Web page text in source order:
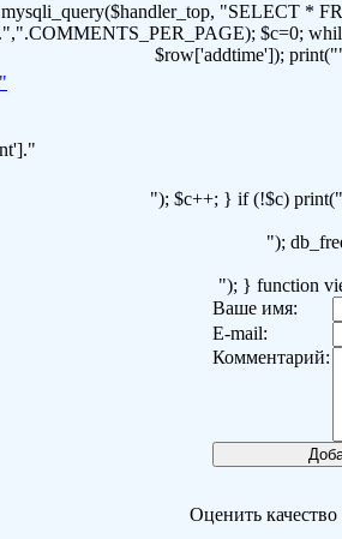
"SELECT *
$c=0;
$row['addtime']);
"); $c++; } if (!$c)
");
"); } function
Ваше имя:
E-mail:
Комментарий:
Оценить